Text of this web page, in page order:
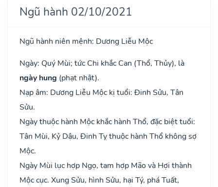
Ngũ hành 02/10/2021
Ngũ hành niên mệnh: Dương Liễu Mộc
Ngày: Quý Mùi; tức Chi khắc Can (Thổ, Thủy), là
ngày hung (phạt nhật).
Nạp âm: Dương Liễu Mộc kị tuổi: Đinh Sửu, Tân
Sửu.
Ngày thuộc hành Mộc khắc hành Thổ, đặc biệt tuổi:
Tân Mùi, Kỷ Dậu, Đinh Tỵ thuộc hành Thổ không sợ
Mộc.
Ngày Mùi lục hợp Ngọ, tam hợp Mão và Hợi thành
Mộc cục. Xung Sửu, hình Sửu, hại Tý, phá Tuất,